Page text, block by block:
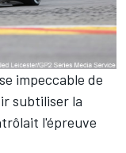
impeccable de
subtiliser la
l'épreuve